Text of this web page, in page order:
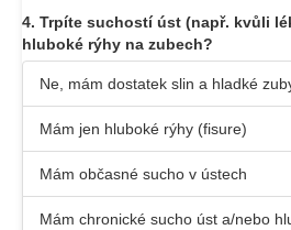
4. Trpíte suchostí úst (např. kvůli
hluboké rýhy na zubech?
Ne, mám dostatek slin a hladké
Mám jen hluboké rýhy (fisure)
Mám občasné sucho v ústech
Mám chronické sucho úst a/nebo